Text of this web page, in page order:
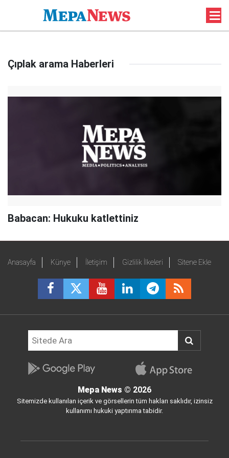
Çıplak arama Haberleri
Babacan: Hukuku katlettiniz
Anasayfa Künye İletişim Gizlilik İlkeleri Sitene Ekle
Mepa News © 2026
Sitemizde kullanılan içerik ve görsellerin tüm hakları saklıdır, izinsiz
kullanımı hukuki yaptırıma tabidir.